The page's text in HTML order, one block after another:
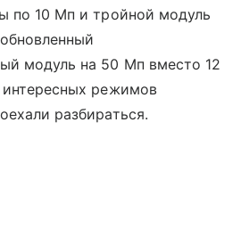
по 10 Мп и тройной модуль
модуль на 50 Мп вместо 12
режимов
разбираться.